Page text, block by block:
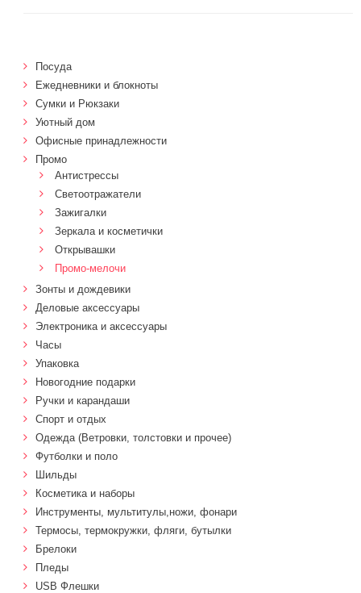
Посуда
Ежедневники и блокноты
Сумки и Рюкзаки
Уютный дом
Офисные принадлежности
Промо
Антистрессы
Светоотражатели
Зажигалки
Зеркала и косметички
Открывашки
Промо-мелочи
Зонты и дождевики
Деловые аксессуары
Электроника и аксессуары
Часы
Упаковка
Новогодние подарки
Ручки и карандаши
Спорт и отдых
Одежда (Ветровки, толстовки и прочее)
Футболки и поло
Шильды
Косметика и наборы
Инструменты, мультитулы,ножи, фонари
Термосы, термокружки, фляги, бутылки
Брелоки
Пледы
USB Флешки